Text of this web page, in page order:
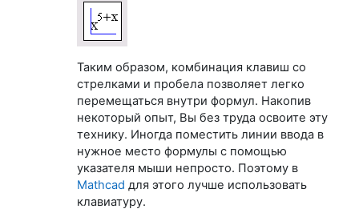
Таким образом, комбинация клавиш со
стрелками и пробела позволяет легко
перемещаться внутри формул. Накопив
некоторый опыт, Вы без труда освоите эту
технику. Иногда поместить линии ввода в
нужное место формулы с помощью
указателя мыши непросто. Поэтому в
Mathcad для этого лучше использовать
клавиатуру.